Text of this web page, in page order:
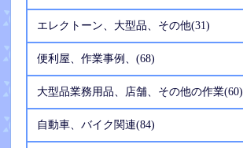
エレクトーン、大型品、その他(31)
便利屋、作業事例、(68)
大型品業務用品、店舗、その他の作業(60)
自動車、バイク関連(84)